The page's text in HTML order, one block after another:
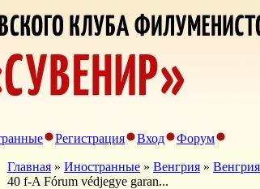
Регистрация Вход
Форум
Главная » Иностранные » Венгрия »
40 f-A Fórum védjegye garan...